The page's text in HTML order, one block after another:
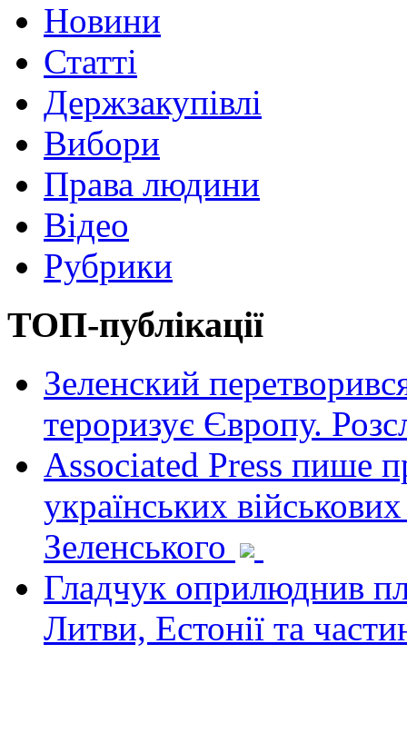
Новини
Статті
Держзакупівлі
Вибори
Права людини
Відео
Рубрики
ТОП-публікації
Зеленский
тероризує Європу.
Associated Press пише
українських
Зеленського
Гладчук оприлюднив
Литви, Естонії та